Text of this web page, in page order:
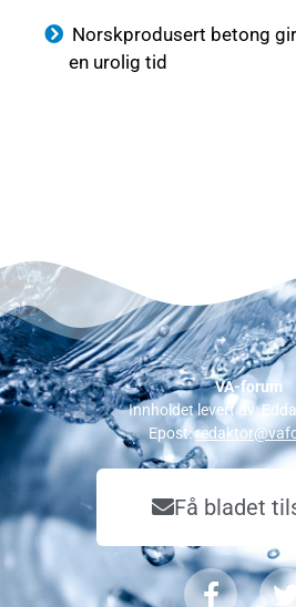
Norskprodusert betong
en urolig tid
VA-forum
Innholdet levert av:
Epost:
Få bladet